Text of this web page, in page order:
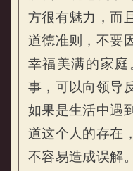
方很有魅力，而
道德准则，不要
幸福美满的家庭
事，可以向领导
如果是生活中遇
道这个人的存在
不容易造成误解